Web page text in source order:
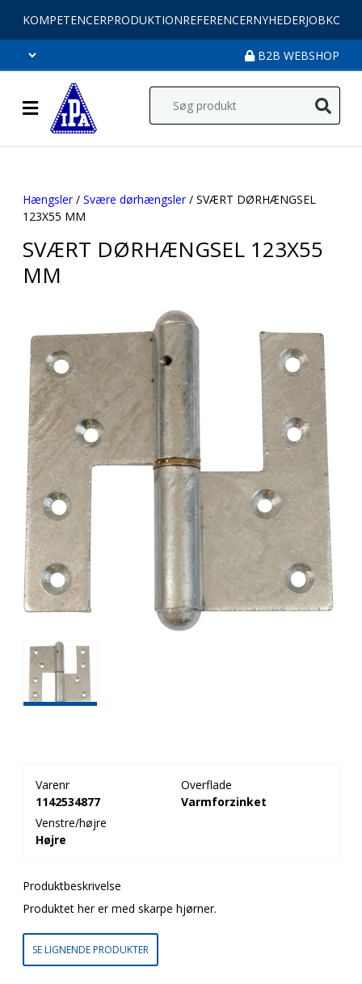
KOMPETENCERPRODUKTIONREFERENCERNYHEDERJOB
B2B WEBSHOP
Hængsler/ Svære dørhængsler/ SVÆRT DØRHÆNGSEL
123X55 MM
SVÆRT DØRHÆNGSEL 123X55
MM
Varenr
1142534877
Overflade
Varmforzinket
Venstre/højre
Højre
Produktbeskrivelse
Produktet her er med skarpe hjørner.
SE LIGNENDE PRODUKTER